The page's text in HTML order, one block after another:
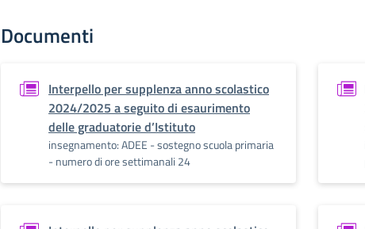
Documenti
Interpello per supplenza anno scolastico
2024/2025 a seguito di esaurimento
delle graduatorie d’Istituto
insegnamento: ADEE - sostegno scuola primaria
- numero di ore settimanali 24